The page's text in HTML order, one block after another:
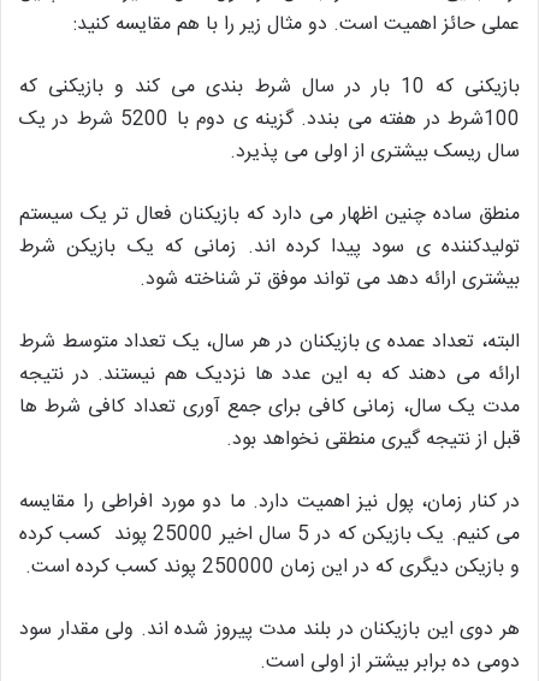
عملی حائز اهمیت است. دو مثال زیر را با هم مقایسه کنید:
بازیکنی که 10 بار در سال شرط بندی می کند و بازیکنی که
100شرط در هفته می بندد. گزینه ی دوم با 5200 شرط در یک
سال ریسک بیشتری از اولی می پذیرد.
منطق ساده چنین اظهار می دارد که بازیکنان فعال تر یک سیستم
تولیدکننده ی سود پیدا کرده اند. زمانی که یک بازیکن شرط
بیشتری ارائه دهد می تواند موفق تر شناخته شود.
البته، تعداد عمده ی بازیکنان در هر سال، یک تعداد متوسط شرط
ارائه می دهند که به این عدد ها نزدیک هم نیستند. در نتیجه
مدت یک سال، زمانی کافی برای جمع آوری تعداد کافی شرط ها
قبل از نتیجه گیری منطقی نخواهد بود.
در کنار زمان، پول نیز اهمیت دارد. ما دو مورد افراطی را مقایسه
می کنیم. یک بازیکن که در 5 سال اخیر 25000 پوند کسب کرده
و بازیکن دیگری که در این زمان 250000 پوند کسب کرده است.
هر دوی این بازیکنان در بلند مدت پیروز شده اند. ولی مقدار سود
دومی ده برابر بیشتر از اولی است.